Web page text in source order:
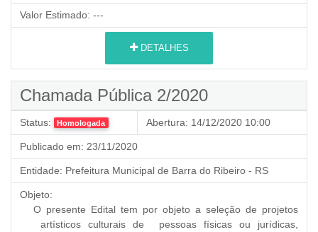
Valor Estimado: ---
DETALHES
Chamada Pública 2/2020
Status: Homologada Abertura: 14/12/2020 10:00
Publicado em: 23/11/2020
Entidade: Prefeitura Municipal de Barra do Ribeiro - RS
Objeto:
O presente Edital tem por objeto a seleção de projetos
artísticos culturais de pessoas físicas ou jurídicas,